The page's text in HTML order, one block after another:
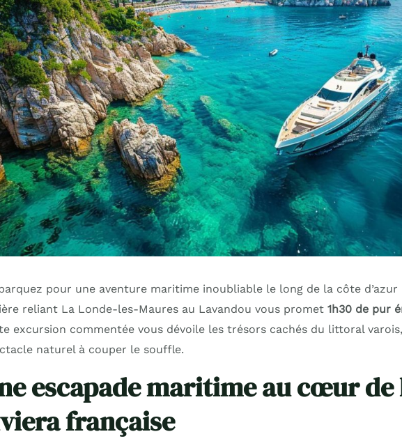
pour une aventure maritime inoubliable le long de la côte d’azur
reliant La Londe-les-Maures au Lavandou vous promet 1h30 de pur
excursion commentée vous dévoile les trésors cachés du littoral
naturel à couper le souffle.
escapade maritime au cœur de
française